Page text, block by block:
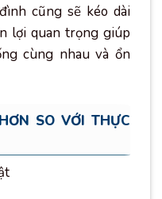
cũng sẽ kéo dài
lợi quan trọng giúp
cùng nhau và ổn
SO VỚI THỰC